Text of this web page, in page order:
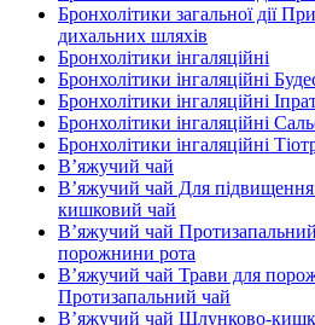
Бронхолітики загальної дії
дихальних шляхів
Бронхолітики інгаляційні
Бронхолітики інгаляційні
Бронхолітики інгаляційні
Бронхолітики інгаляційні
Бронхолітики інгаляційні
В’яжучий чай
В’яжучий чай Для
кишковий чай
В’яжучий чай
порожнини рота
В’яжучий чай Трави для
Протизапальний чай
В’яжучий чай Шлунково-